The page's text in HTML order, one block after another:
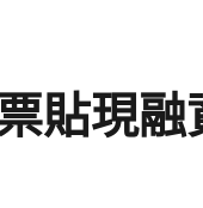
貼現融